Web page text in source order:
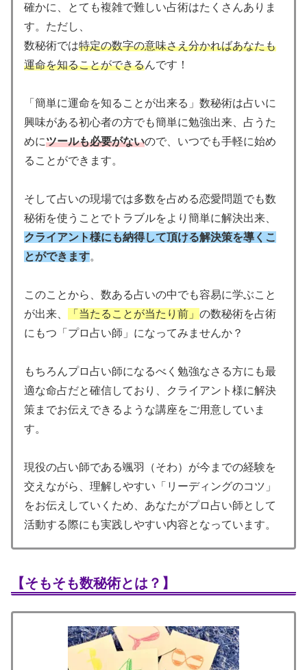
確かに、とても複雑で難しい占術はたくさんありま
す。ただし、
数秘術では特定の数字の意味さえ分かればあなたも
運命を知ることができるんです！
「簡単に運命を知ることが出来る」数秘術は占いに
興味がある初心者の方でも簡単に勉強出来、占うた
めにツールも必要がないので、いつでも手軽に始め
ることができます。
そして占いの現場では多数を占める恋愛問題でも数
秘術を使うことでトラブルをより簡単に解決出来、
クライアント様にも納得して頂ける解決策を導くこ
とができます。
このことから、数ある占いの中でも容易に学ぶこと
が出来、
「当たることが当たり前」 の数秘術を占術
にもつ「プロ占い師」になってみませんか？
もちろんプロ占い師になるべく勉強なさる方にも最
適な命占だと確信しており、クライアント様に解決
策までお伝えできるような講座をご用意していま
す。
現役の占い師である颯羽（そわ）が今までの経験を
交えながら、理解しやすい「リーディングのコツ」
をお伝えしていくため、あなたがプロ占い師として
活動する際にも実践しやすい内容となっています。
【そもそも数秘術とは？】